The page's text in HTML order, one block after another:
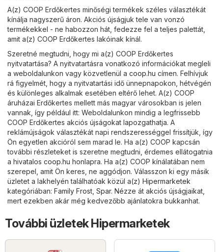
A(z) COOP Erdőkertes minőségi termékek széles választékát
kínálja nagyszerű áron. Akciós újságjuk tele van vonzó
termékekkel - ne habozzon hát, fedezze fel a teljes palettát,
amit a(z) COOP Erdőkertes lakóinak kínál.
Szeretné megtudni, hogy mi a(z) COOP Erdőkertes
nyitvatartása? A nyitvatartásra vonatkozó információkat megleli
a weboldalunkon vagy közvetlenül a coop.hu címen. Felhívjuk
rá figyelmét, hogy a nyitvatartási idő ünnepnapokon, hétvégén
és különleges alkalmak esetében eltérő lehet. A(z) COOP
áruházai Erdőkertes mellett más magyar városokban is jelen
vannak, így például itt: Weboldalunkon mindig a legfrissebb
COOP Erdőkertes akciós újságokat lapozgathatja. A
reklámújságok választékát napi rendszerességgel frissítjük, így
Ön egyetlen akcióról sem marad le. Ha a(z) COOP kapcsán
további részleteket is szeretne megtudni, érdemes ellátogatnia
a hivatalos coop.hu honlapra. Ha a(z) COOP kínálatában nem
szerepel, amit Ön keres, ne aggódjon. Válasszon ki egy másik
üzletet a lakhelyén találhatóak közül a(z) Hipermarketek
kategóriában: Family Frost Spar. Nézze át akciós újságjaikat,
mert ezekben akár még kedvezőbb ajánlatokra bukkanhat.
További üzletek Hipermarketek